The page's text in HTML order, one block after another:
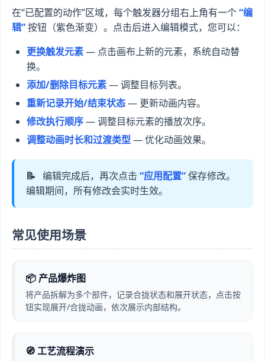
在“已配置的动作”区域，每个触发器分组右上角有一个“编
辑”按钮（紫色渐变）。点击后进入编辑模式，您可以：
更换触发元素— 点击画布上新的元素，系统自动替
换。
添加/删除目标元素— 调整目标列表。
重新记录开始/结束状态— 更新动画内容。
修改执行顺序— 调整目标元素的播放次序。
调整动画时长和过渡类型— 优化动画效果。
📝 编辑完成后，再次点击 “应用配置”保存修改。
编辑期间，所有修改会实时生效。
常见使用场景
📦 产品爆炸图
将产品拆解为多个部件，记录合拢状态和展开状态，点击按
钮实现展开/合拢动画，依次展示内部结构。
🧭 工艺流程演示